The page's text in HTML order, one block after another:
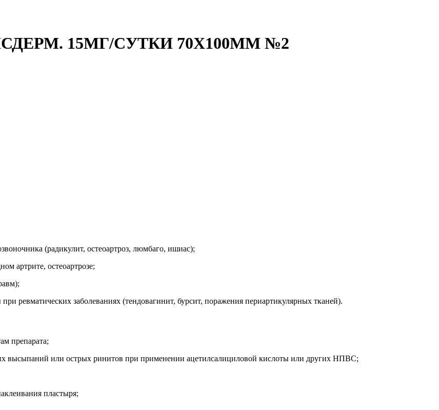
15МГ/СУТКИ 70Х100ММ №2
(радикулит, остеоартроз, люмбаго, ишиас);
артрите, остеоартрозе;
ревматических заболеваниях (тендовагинит, бурсит, поражения периартикулярных тканей).
препарата;
высыпаний или острых ринитов при применении ацетилсалициловой кислоты или других НПВС;
пластыря;